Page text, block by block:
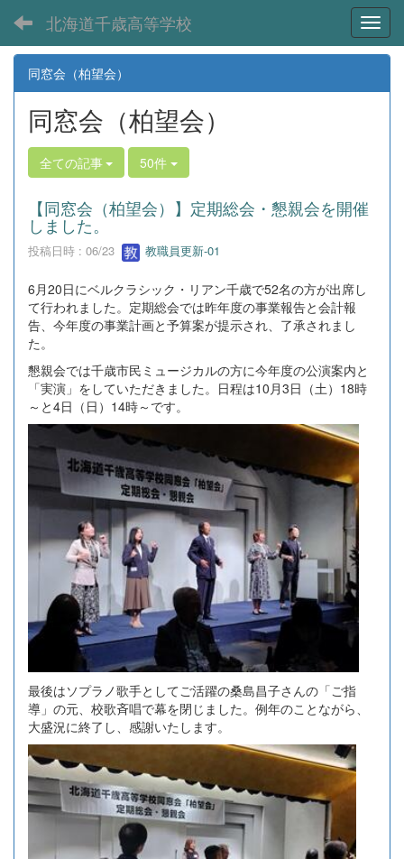
北海道千歳高等学校
同窓会（柏望会）
同窓会（柏望会）
全ての記事 50件
【同窓会（柏望会）】定期総会・懇親会を開催
しました。
投稿日時 : 06/23 教職員更新-01
6月20日にベルクラシック・リアン千歳で52名の方が出席し
て行われました。定期総会では昨年度の事業報告と会計報
告、今年度の事業計画と予算案が提示され、了承されまし
た。
懇親会では千歳市民ミュージカルの方に今年度の公演案内と
「実演」をしていただきました。日程は10月3日（土）18時
～と4日（日）14時～です。
最後はソプラノ歌手としてご活躍の桑島昌子さんの「ご指
導」の元、校歌斉唱で幕を閉じました。例年のことながら、
大盛況に終了し、感謝いたします。